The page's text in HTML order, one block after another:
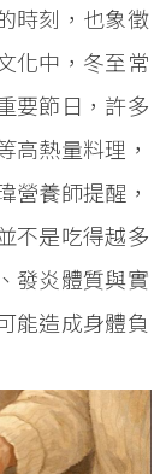
時刻，也象徵
化中，冬至常
要節日，許多
高熱量料理，
營養師提醒，
不是吃得越多
發炎體質與實
能造成身體負